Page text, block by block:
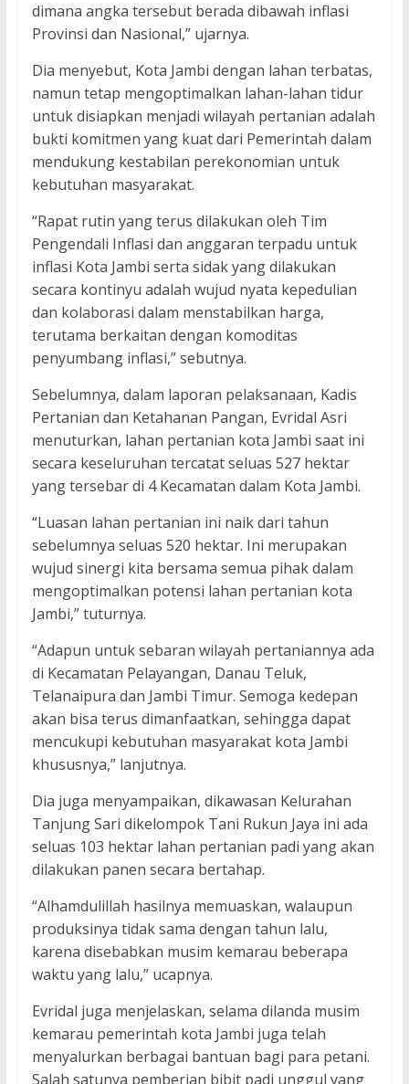
dimana angka tersebut berada dibawah inflasi
Provinsi dan Nasional,” ujarnya.
Dia menyebut, Kota Jambi dengan lahan terbatas,
namun tetap mengoptimalkan lahan-lahan tidur
untuk disiapkan menjadi wilayah pertanian adalah
bukti komitmen yang kuat dari Pemerintah dalam
mendukung kestabilan perekonomian untuk
kebutuhan masyarakat.
“Rapat rutin yang terus dilakukan oleh Tim
Pengendali Inflasi dan anggaran terpadu untuk
inflasi Kota Jambi serta sidak yang dilakukan
secara kontinyu adalah wujud nyata kepedulian
dan kolaborasi dalam menstabilkan harga,
terutama berkaitan dengan komoditas
penyumbang inflasi,” sebutnya.
Sebelumnya, dalam laporan pelaksanaan, Kadis
Pertanian dan Ketahanan Pangan, Evridal Asri
menuturkan, lahan pertanian kota Jambi saat ini
secara keseluruhan tercatat seluas 527 hektar
yang tersebar di 4 Kecamatan dalam Kota Jambi.
“Luasan lahan pertanian ini naik dari tahun
sebelumnya seluas 520 hektar. Ini merupakan
wujud sinergi kita bersama semua pihak dalam
mengoptimalkan potensi lahan pertanian kota
Jambi,” tuturnya.
“Adapun untuk sebaran wilayah pertaniannya ada
di Kecamatan Pelayangan, Danau Teluk,
Telanaipura dan Jambi Timur. Semoga kedepan
akan bisa terus dimanfaatkan, sehingga dapat
mencukupi kebutuhan masyarakat kota Jambi
khususnya,” lanjutnya.
Dia juga menyampaikan, dikawasan Kelurahan
Tanjung Sari dikelompok Tani Rukun Jaya ini ada
seluas 103 hektar lahan pertanian padi yang akan
dilakukan panen secara bertahap.
“Alhamdulillah hasilnya memuaskan, walaupun
produksinya tidak sama dengan tahun lalu,
karena disebabkan musim kemarau beberapa
waktu yang lalu,” ucapnya.
Evridal juga menjelaskan, selama dilanda musim
kemarau pemerintah kota Jambi juga telah
menyalurkan berbagai bantuan bagi para petani.
Salah satunya pemberian bibit padi unggul yang